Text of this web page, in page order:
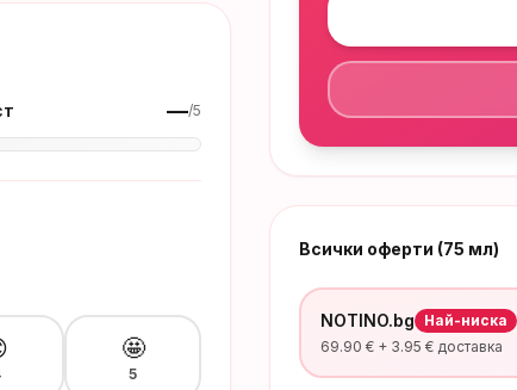
Всички оферти (75 мл)
NOTINO.bg
Най-ниска
69.90 € + 3.95 € доставка
—/5
🤩
5